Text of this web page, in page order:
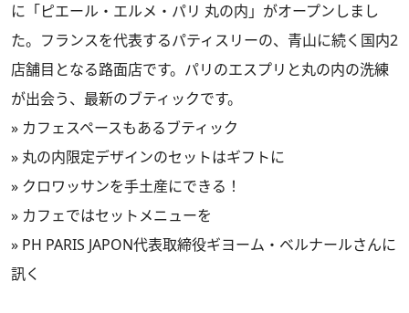
に「ピエール・エルメ・パリ 丸の内」がオープンしまし
た。フランスを代表するパティスリーの、青山に続く国内2
店舗目となる路面店です。パリのエスプリと丸の内の洗練
が出会う、最新のブティックです。
» カフェスペースもあるブティック
» 丸の内限定デザインのセットはギフトに
» クロワッサンを手土産にできる！
» カフェではセットメニューを
» PH PARIS JAPON代表取締役ギヨーム・ベルナールさんに
訊く